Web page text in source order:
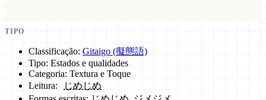
TIPO
Classificação: Gitaigo (擬態語)
Tipo: Estados e qualidades
Categoria: Textura e Toque
Leitura:
じめじめ